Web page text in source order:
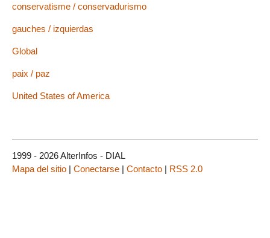
conservatisme / conservadurismo
gauches / izquierdas
Global
paix / paz
United States of America
1999 - 2026 AlterInfos - DIAL
Mapa del sitio | Conectarse | Contacto | RSS 2.0